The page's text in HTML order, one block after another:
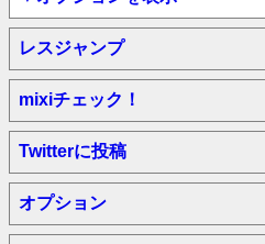
レスジャンプ
mixiチェック！
Twitterに投稿
オプション